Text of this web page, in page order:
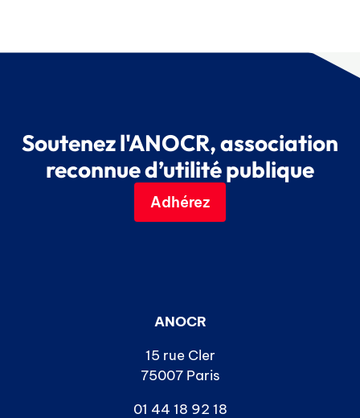
Soutenez l'ANOCR, association
reconnue d’utilité publique
Adhérez
ANOCR
15 rue Cler
75007 Paris
01 44 18 92 18